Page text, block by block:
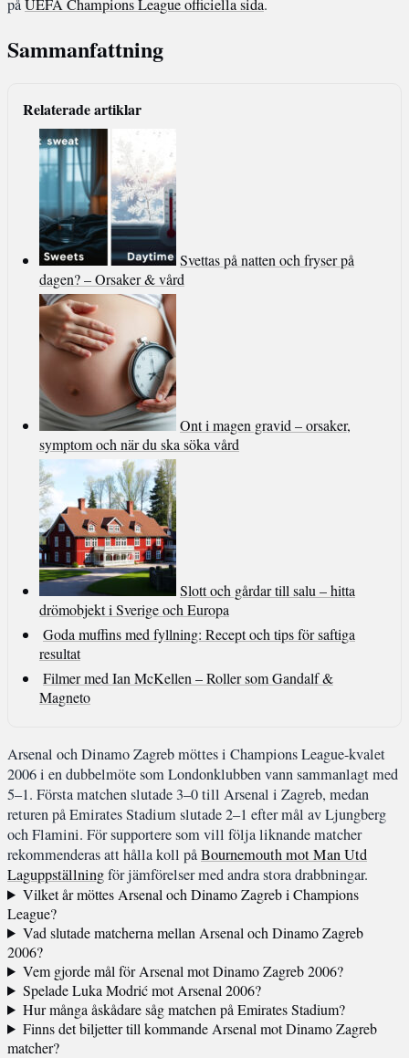
påUEFA Champions League officiella sida.
Sammanfattning
Relaterade artiklar
Svettas på natten och fryser på
dagen? – Orsaker & vård
Ont i magen gravid – orsaker,
symptom och när du ska söka vård
Slott och gårdar till salu – hitta
drömobjekt i Sverige och Europa
Goda muffins med fyllning: Recept och tips för saftiga
resultat
Filmer med Ian McKellen – Roller som Gandalf &
Magneto
Arsenal och Dinamo Zagreb möttes i Champions League-kvalet
2006 i en dubbelmöte som Londonklubben vann sammanlagt med
5–1. Första matchen slutade 3–0 till Arsenal i Zagreb, medan
returen på Emirates Stadium slutade 2–1 efter mål av Ljungberg
och Flamini. För supportere som vill följa liknande matcher
rekommenderas att hålla koll påBournemouth mot Man Utd
Laguppställningför jämförelser med andra stora drabbningar.
Vilket år möttes Arsenal och Dinamo Zagreb i Champions
League?
Vad slutade matcherna mellan Arsenal och Dinamo Zagreb
2006?
Vem gjorde mål för Arsenal mot Dinamo Zagreb 2006?
Spelade Luka Modrić mot Arsenal 2006?
Hur många åskådare såg matchen på Emirates Stadium?
Finns det biljetter till kommande Arsenal mot Dinamo Zagreb
matcher?